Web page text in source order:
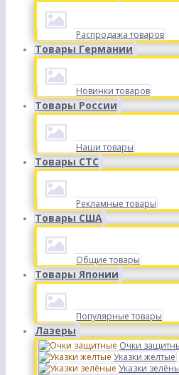
Распродажа товаров
Товары Германии
Новинки товаров
Товары России
Наши товары
Товары СТС
Рекламные товары
Товары США
Общие товары
Товары Японии
Популярные товары
Лазеры
Очки
Указки желтые
Указки